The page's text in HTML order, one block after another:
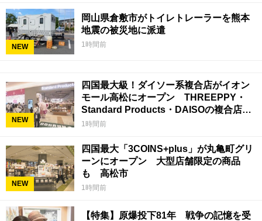
NEW
岡山県倉敷市がトイレトレーラーを熊本
地震の被災地に派遣
1時間前
NEW
四国最大級！ダイソー系複合店がイオン
モール高松にオープン THREEPPY・
Standard Products・DAISOの複合店は
香川県初
1時間前
NEW
四国最大「3COINS+plus」が丸亀町グリ
ーンにオープン 大型店舗限定の商品
も 高松市
1時間前
【特集】原爆投下81年 戦争の記憶を受